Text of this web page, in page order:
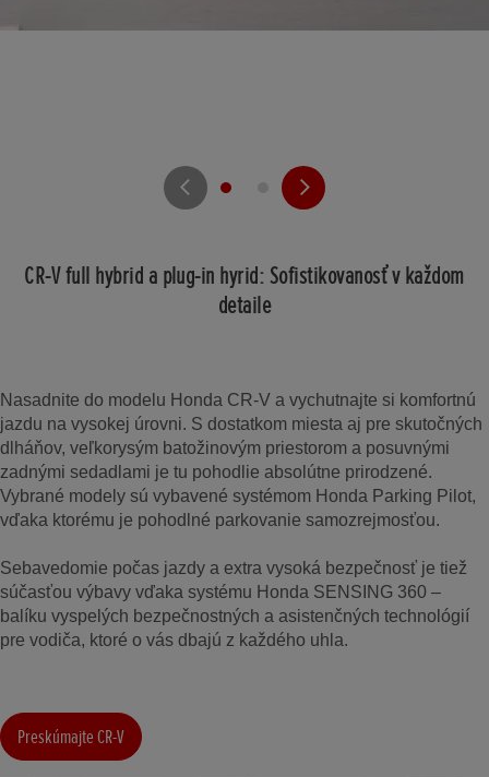
CR-V full hybrid a plug-in hyrid: Sofistikovanosť v každom
detaile
Nasadnite do modelu Honda CR-V a vychutnajte si komfortnú
jazdu na vysokej úrovni. S dostatkom miesta aj pre skutočných
dlháňov, veľkorysým batožinovým priestorom a posuvnými
zadnými sedadlami je tu pohodlie absolútne prirodzené.
Vybrané modely sú vybavené systémom Honda Parking Pilot,
vďaka ktorému je pohodlné parkovanie samozrejmosťou.
Sebavedomie počas jazdy a extra vysoká bezpečnosť je tiež
súčasťou výbavy vďaka systému Honda SENSING 360 –
balíku vyspelých bezpečnostných a asistenčných technológií
pre vodiča, ktoré o vás dbajú z každého uhla.
Preskúmajte CR-V